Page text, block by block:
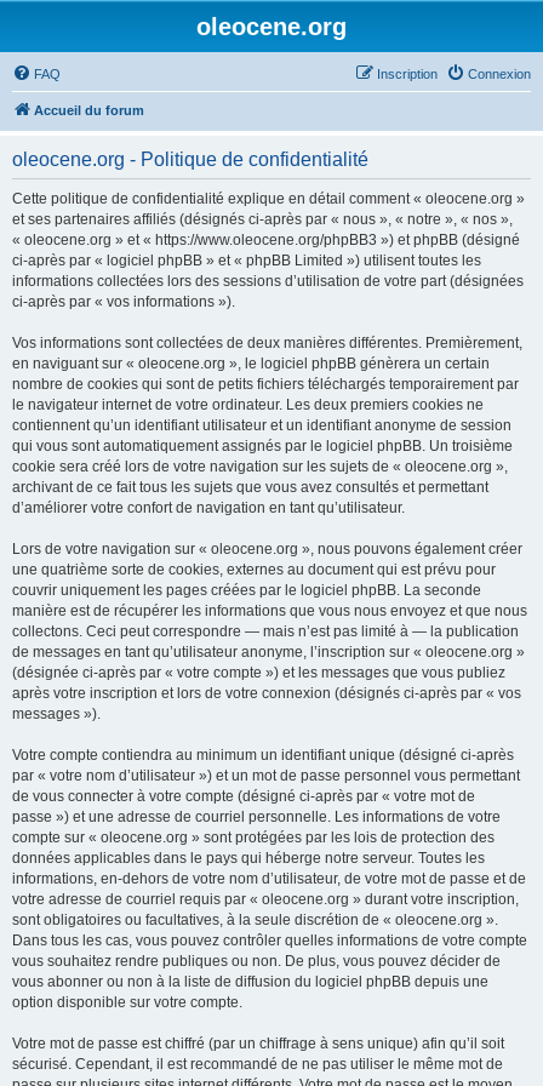
oleocene.org
FAQ Connexion
Inscription
Accueil du forum
oleocene.org - Politique de confidentialité
Cette politique de confidentialité explique en détail comment « oleocene.org »
et ses partenaires affiliés (désignés ci-après par « nous », « notre », « nos »,
« oleocene.org » et « https://www.oleocene.org/phpBB3 ») et phpBB (désigné
ci-après par « logiciel phpBB » et « phpBB Limited ») utilisent toutes les
informations collectées lors des sessions d’utilisation de votre part (désignées
ci-après par « vos informations »).
Vos informations sont collectées de deux manières différentes. Premièrement,
en naviguant sur « oleocene.org », le logiciel phpBB génèrera un certain
nombre de cookies qui sont de petits fichiers téléchargés temporairement par
le navigateur internet de votre ordinateur. Les deux premiers cookies ne
contiennent qu’un identifiant utilisateur et un identifiant anonyme de session
qui vous sont automatiquement assignés par le logiciel phpBB. Un troisième
cookie sera créé lors de votre navigation sur les sujets de « oleocene.org »,
archivant de ce fait tous les sujets que vous avez consultés et permettant
d’améliorer votre confort de navigation en tant qu’utilisateur.
Lors de votre navigation sur « oleocene.org », nous pouvons également créer
une quatrième sorte de cookies, externes au document qui est prévu pour
couvrir uniquement les pages créées par le logiciel phpBB. La seconde
manière est de récupérer les informations que vous nous envoyez et que nous
collectons. Ceci peut correspondre — mais n’est pas limité à — la publication
de messages en tant qu’utilisateur anonyme, l’inscription sur « oleocene.org »
(désignée ci-après par « votre compte ») et les messages que vous publiez
après votre inscription et lors de votre connexion (désignés ci-après par « vos
messages »).
Votre compte contiendra au minimum un identifiant unique (désigné ci-après
par « votre nom d’utilisateur ») et un mot de passe personnel vous permettant
de vous connecter à votre compte (désigné ci-après par « votre mot de
passe ») et une adresse de courriel personnelle. Les informations de votre
compte sur « oleocene.org » sont protégées par les lois de protection des
données applicables dans le pays qui héberge notre serveur. Toutes les
informations, en-dehors de votre nom d’utilisateur, de votre mot de passe et de
votre adresse de courriel requis par « oleocene.org » durant votre inscription,
sont obligatoires ou facultatives, à la seule discrétion de « oleocene.org ».
Dans tous les cas, vous pouvez contrôler quelles informations de votre compte
vous souhaitez rendre publiques ou non. De plus, vous pouvez décider de
vous abonner ou non à la liste de diffusion du logiciel phpBB depuis une
option disponible sur votre compte.
Votre mot de passe est chiffré (par un chiffrage à sens unique) afin qu’il soit
sécurisé. Cependant, il est recommandé de ne pas utiliser le même mot de